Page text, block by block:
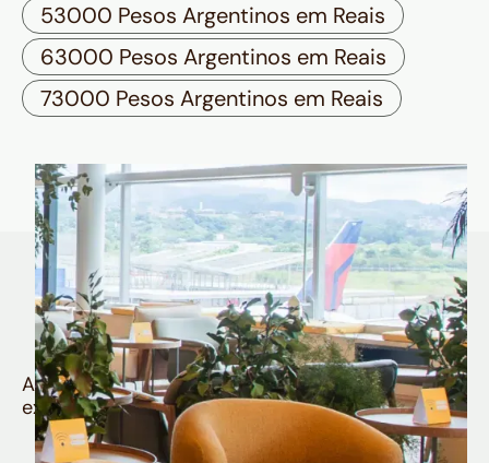
53000 Pesos Argentinos em Reais
63000 Pesos Argentinos em Reais
73000 Pesos Argentinos em Reais
Quem é Nomad tem
muito mais
Aproveite todos os benefícios e vantagens
exclusivas da sua Conta Internacional